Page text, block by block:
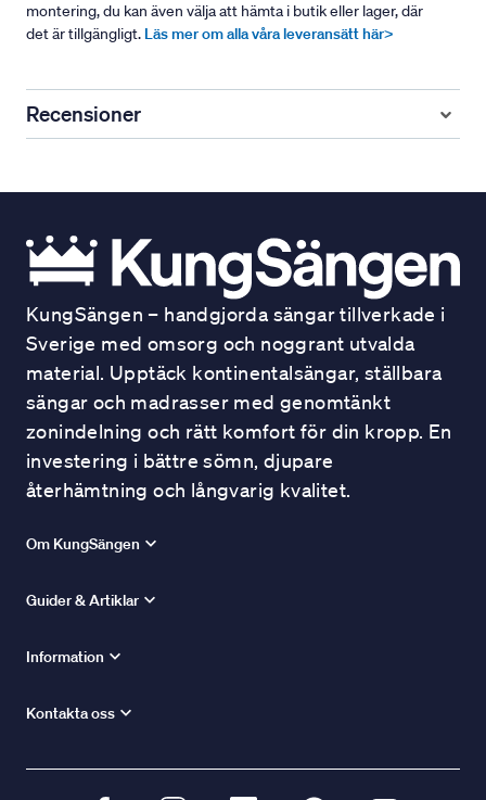
montering, du kan även välja att hämta i butik eller lager, där
det är tillgängligt. Läs mer om alla våra leveransätt här>
Recensioner
KungSängen – handgjorda sängar tillverkade i
Sverige med omsorg och noggrant utvalda
material. Upptäck kontinentalsängar, ställbara
sängar och madrasser med genomtänkt
zonindelning och rätt komfort för din kropp. En
investering i bättre sömn, djupare
återhämtning och långvarig kvalitet.
Om KungSängen
Guider & Artiklar
Information
Kontakta oss